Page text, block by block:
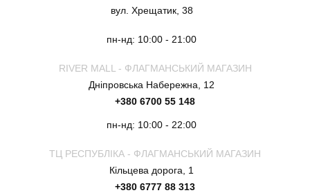
вул. Хрещатик, 38
пн-нд: 10:00 - 21:00
RIVER MALL - ФЛАГМАНСЬКИЙ МАГАЗИН
Дніпровська Набережна, 12
+380 6700 55 148
пн-нд: 10:00 - 22:00
ТЦ РЕСПУБЛІКА - ФЛАГМАНСЬКИЙ МАГАЗИН
Кільцева дорога, 1
+380 6777 88 313